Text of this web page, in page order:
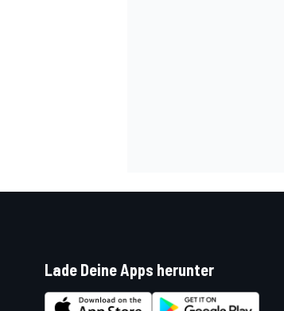
Lade Deine Apps herunter